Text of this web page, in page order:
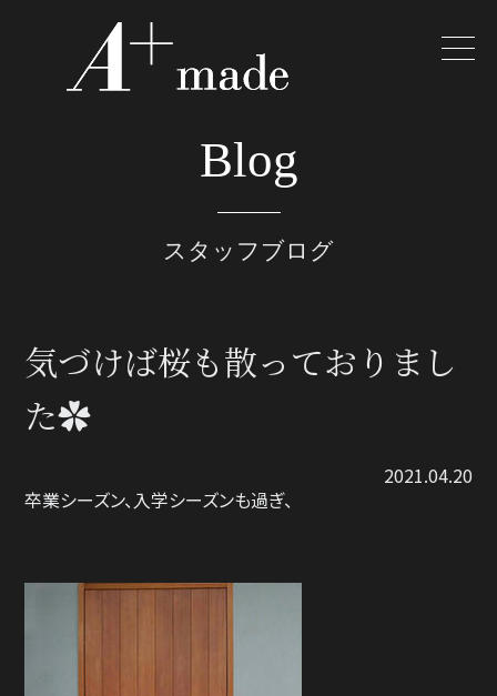
Blog
スタッフブログ
気づけば桜も散っておりまし
た✿
2021.04.20
卒業シーズン、入学シーズンも過ぎ、